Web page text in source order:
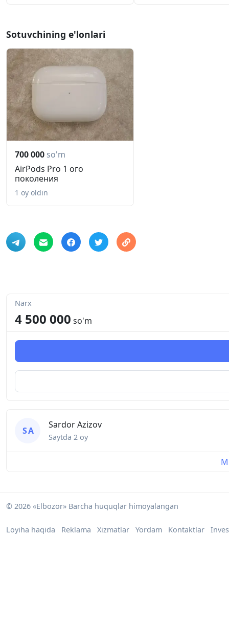
Sotuvchining e'lonlari
700 000 so'm
AirPods Pro 1 ого
поколения
1 oy oldin
Narx
4 500 000 so'm
S A
Sardor Azizov
Saytda 2 oy
© 2026 «Elbozor» Barcha huquqlar himoyalangan
Loyiha haqida Reklama Xizmatlar Yordam Kontaktlar